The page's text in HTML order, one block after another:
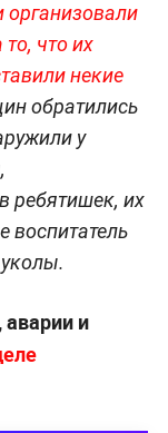
что их
некие
обратились
у
ребятишек, их
воспитатель
и